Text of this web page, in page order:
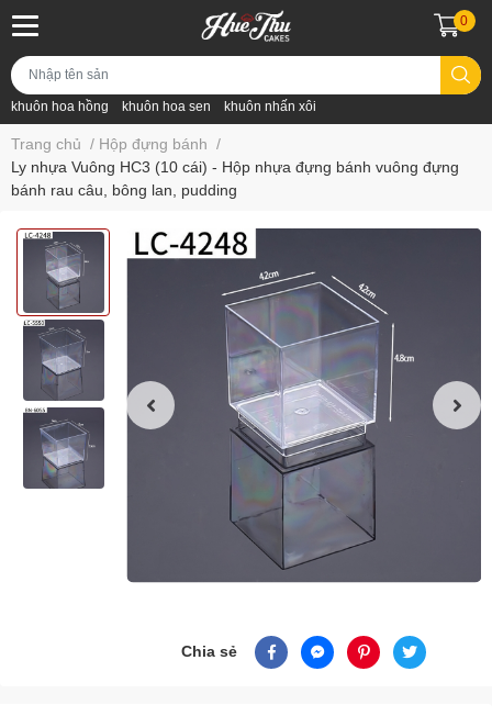
khuôn hoa hồng khuôn hoa sen khuôn nhấn xôi
0
Trang chủ / Hộp đựng bánh /
Ly nhựa Vuông HC3 (10 cái) - Hộp nhựa đựng bánh vuông đựng
bánh rau câu, bông lan, pudding
Chia sẻ